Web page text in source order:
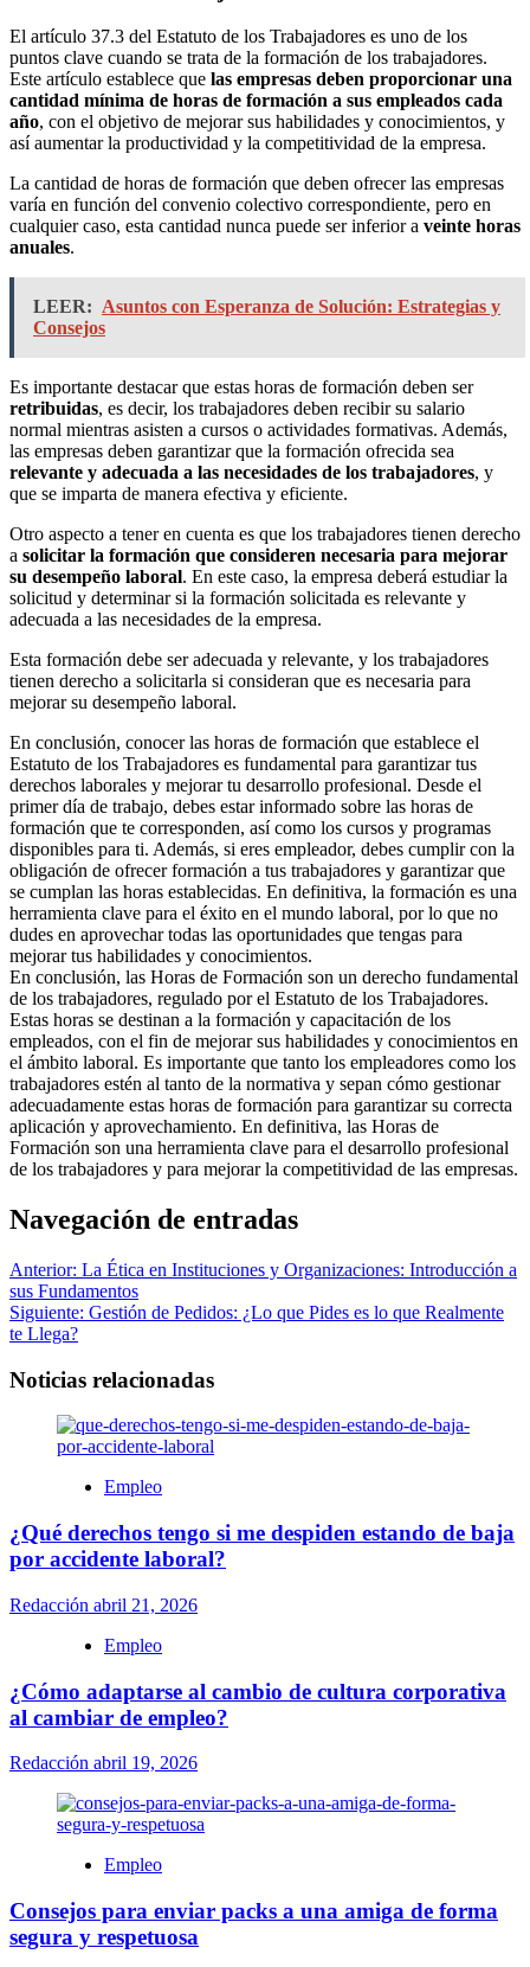
El artículo 37.3 del Estatuto de los Trabajadores es uno de los
puntos clave cuando se trata de la formación de los trabajadores.
Este artículo establece que las empresas deben proporcionar una
cantidad mínima de horas de formación a sus empleados cada
año, con el objetivo de mejorar sus habilidades y conocimientos, y
así aumentar la productividad y la competitividad de la empresa.
La cantidad de horas de formación que deben ofrecer las empresas
varía en función del convenio colectivo correspondiente, pero en
cualquier caso, esta cantidad nunca puede ser inferior a veinte horas
anuales.
LEER: Asuntos con Esperanza de Solución: Estrategias y
Consejos
Es importante destacar que estas horas de formación deben ser
retribuidas, es decir, los trabajadores deben recibir su salario
normal mientras asisten a cursos o actividades formativas. Además,
las empresas deben garantizar que la formación ofrecida sea
relevante y adecuada a las necesidades de los trabajadores, y
que se imparta de manera efectiva y eficiente.
Otro aspecto a tener en cuenta es que los trabajadores tienen derecho
a solicitar la formación que consideren necesaria para mejorar
su desempeño laboral. En este caso, la empresa deberá estudiar la
solicitud y determinar si la formación solicitada es relevante y
adecuada a las necesidades de la empresa.
Esta formación debe ser adecuada y relevante, y los trabajadores
tienen derecho a solicitarla si consideran que es necesaria para
mejorar su desempeño laboral.
En conclusión, conocer las horas de formación que establece el
Estatuto de los Trabajadores es fundamental para garantizar tus
derechos laborales y mejorar tu desarrollo profesional. Desde el
primer día de trabajo, debes estar informado sobre las horas de
formación que te corresponden, así como los cursos y programas
disponibles para ti. Además, si eres empleador, debes cumplir con la
obligación de ofrecer formación a tus trabajadores y garantizar que
se cumplan las horas establecidas. En definitiva, la formación es una
herramienta clave para el éxito en el mundo laboral, por lo que no
dudes en aprovechar todas las oportunidades que tengas para
mejorar tus habilidades y conocimientos.
En conclusión, las Horas de Formación son un derecho fundamental
de los trabajadores, regulado por el Estatuto de los Trabajadores.
Estas horas se destinan a la formación y capacitación de los
empleados, con el fin de mejorar sus habilidades y conocimientos en
el ámbito laboral. Es importante que tanto los empleadores como los
trabajadores estén al tanto de la normativa y sepan cómo gestionar
adecuadamente estas horas de formación para garantizar su correcta
aplicación y aprovechamiento. En definitiva, las Horas de
Formación son una herramienta clave para el desarrollo profesional
de los trabajadores y para mejorar la competitividad de las empresas.
Navegación de entradas
Anterior: La Ética en Instituciones y Organizaciones: Introducción a
sus Fundamentos
Siguiente: Gestión de Pedidos: ¿Lo que Pides es lo que Realmente
te Llega?
Noticias relacionadas
Empleo
¿Qué derechos tengo si me despiden estando de baja
por accidente laboral?
Redacción abril 21, 2026
Empleo
¿Cómo adaptarse al cambio de cultura corporativa
al cambiar de empleo?
Redacción abril 19, 2026
Empleo
Consejos para enviar packs a una amiga de forma
segura y respetuosa